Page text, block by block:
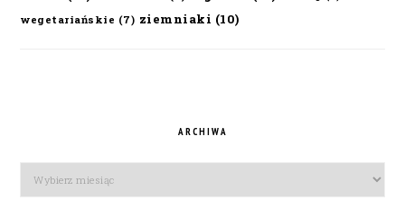
wegetariańskie (7) ziemniaki (10)
ARCHIWA
Archiwa